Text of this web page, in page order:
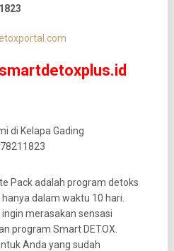
Pack adalah program detoks
dalam waktu 10 hari.
merasakan sensasi
program Smart DETOX.
Anda yang sudah